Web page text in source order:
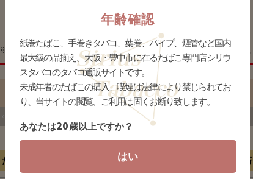
【 庄内店休業：8月11日(火)～17日(月) 】
【 十三店休業：8月9日(日)～16日(日) 】
※庄内店は8月10日(月)に限り、16時までの営業とさせて頂きます。
»
た行 は行 やらわ行
年齢確認
紙巻たばこ、手巻きタバコ、葉巻、パイプ、煙管など国内
最大級の品揃え。大阪・豊中市に在るたばこ専門店シリウ
スタバコのタバコ通販サイトです。
未成年者のたばこの購入、喫煙は法律により禁じられてお
り、当サイトの閲覧、ご利用は固くお断り致します。
あなたは20歳以上ですか？
はい